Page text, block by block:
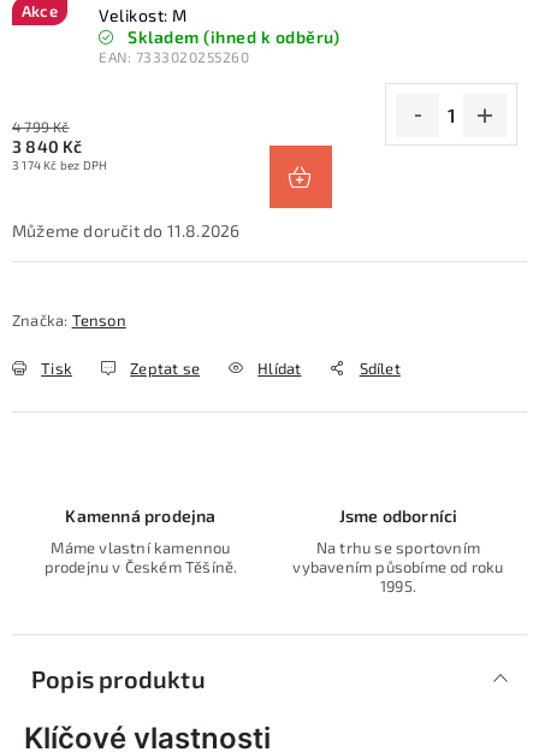
Akce
Velikost: M
Skladem (ihned k odběru)
EAN: 7333020255260
4 799 Kč
3 840 Kč
3 174 Kč bez DPH
11.8.2026
Značka: Tenson
Tisk Zeptat se Hlídat Sdílet
Kamenná prodejna
Máme vlastní kamennou
prodejnu v Českém Těšíně.
Jsme odborníci
Na trhu se sportovním
vybavením působíme od roku
1995.
Popis produktu
Klíčové vlastnosti